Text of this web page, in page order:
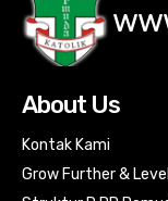
About Us
Kontak Kami
Grow Further &